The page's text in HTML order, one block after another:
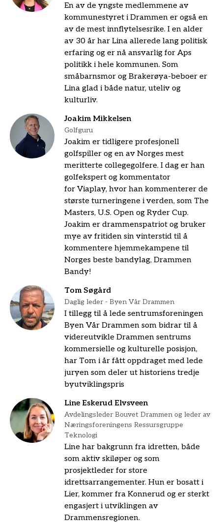
En av de yngste medlemmene av
kommunestyret i Drammen er også en
av de mest innflytelsesrike. I en alder
av 30 år har Lina allerede lang politisk
erfaring og er nå ansvarlig for Aps
politikk i hele kommunen. Som
småbarnsmor og Brakerøya-beboer er
Lina glad i både natur, uteliv og
kulturliv.
Joakim Mikkelsen
Golfguru
Joakim er tidligere profesjonell
golfspiller og en av Norges mest
meritterte collegegolfere. I dag er han
golfekspert og kommentator
for Viaplay, hvor han kommenterer de
største turneringene i verden, som The
Masters, U.S. Open og Ryder Cup.
Joakim er drammenspatriot og bruker
mye av fritiden sin vinterstid til å
kommentere hjemmekampene til
Norges beste bandylag, Drammen
Bandy!
Tom Søgård
Daglig leder - Byen Vår Drammen
I tillegg til å lede sentrumsforeningen
Byen Vår Drammen som bidrar til å
videreutvikle Drammen sentrums
kommersielle og kulturelle posisjon,
har Tom i år fått oppdraget med lede
juryen som deler ut historiens tredje
byutviklingspris
Line Eskerud Elvsveen
Avdelingsleder Bouvet Drammen og leder av
Næringsforeningens Ressursgruppe
Teknologi
Line har bakgrunn fra idretten, både
som aktiv skiløper og som
prosjektleder for store
idrettsarrangementer. Hun er bosatt i
Lier, kommer fra Konnerud og er sterkt
engasjert i utviklingen av
Drammensregionen.